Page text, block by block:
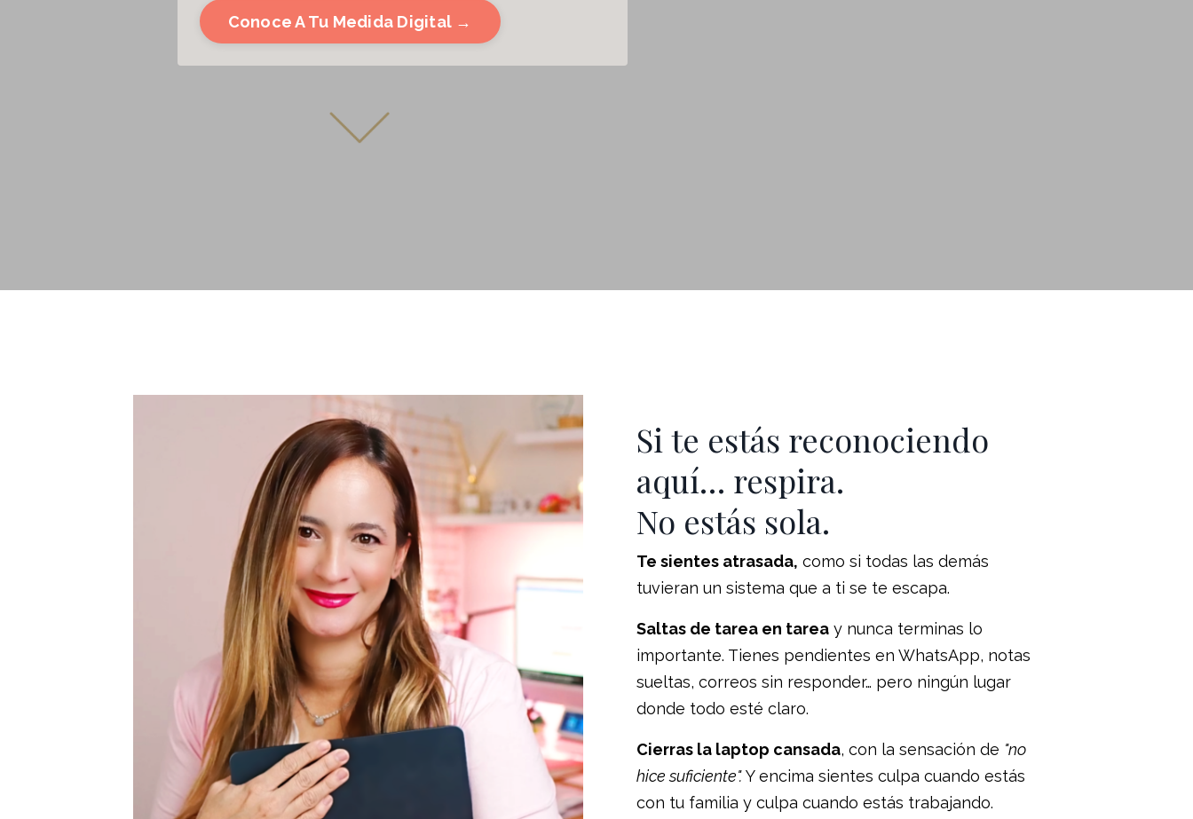
Conoce A Tu Medida Digital →
Si te estás reconociendo
aquí… respira.
No estás sola.
Te sientes atrasada, como si todas las demás
tuvieran un sistema que a ti se te escapa.
Saltas de tarea en tarea y nunca terminas lo
importante. Tienes pendientes en WhatsApp, notas
sueltas, correos sin responder… pero ningún lugar
donde todo esté claro.
Cierras la laptop cansada, con la sensación de "no
hice suficiente".Y encima sientes culpa cuando estás
con tu familia y culpa cuando estás trabajando.